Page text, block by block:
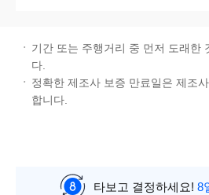
기간 또는 주행거리 중 먼저 도래한
다.
정확한 제조사 보증 만료일은 제조
합니다.
타보고 결정하세요! 8